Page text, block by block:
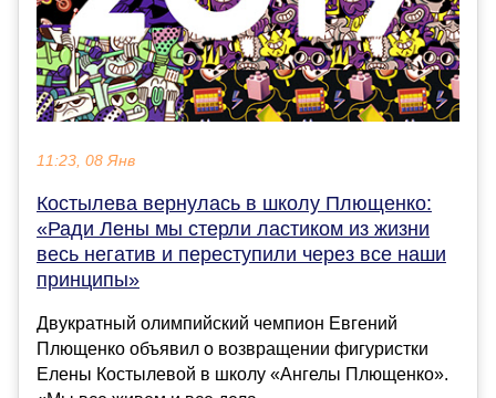
11:23, 08 Янв
Костылева вернулась в школу Плющенко:
«Ради Лены мы стерли ластиком из жизни
весь негатив и переступили через все наши
принципы»
Двукратный олимпийский чемпион Евгений
Плющенко объявил о возвращении фигуристки
Елены Костылевой в школу «Ангелы Плющенко».